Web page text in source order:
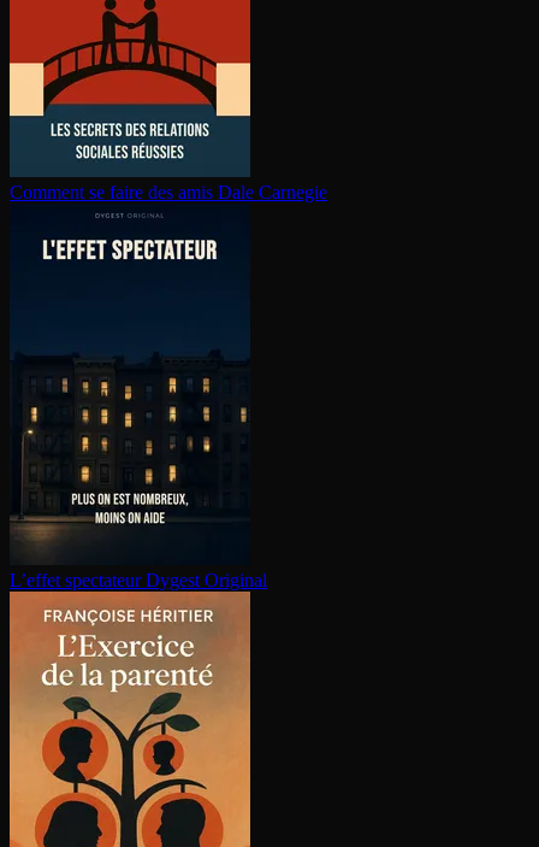
Comment se faire des amis Dale Carnegie
L’effet spectateur Dygest Original